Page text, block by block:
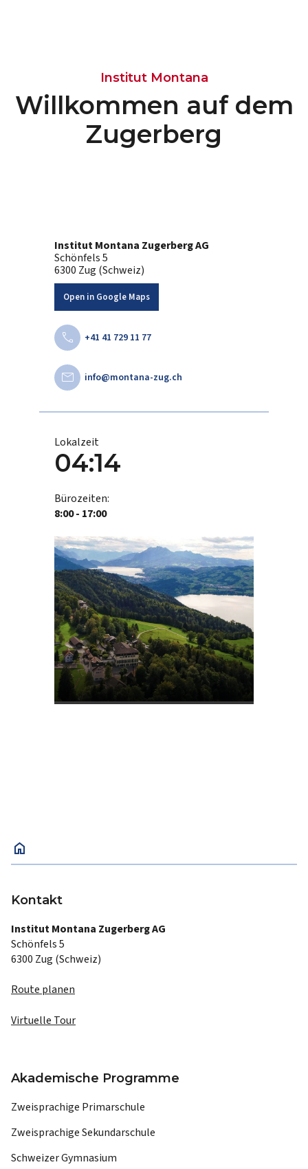
Institut Montana
Willkommen auf dem
Zugerberg
Institut Montana Zugerberg AG
Schönfels 5
6300 Zug (Schweiz)
Open in Google Maps
call +41 41 729 11 77
mail info@montana-zug.ch
Lokalzeit
04:14
Bürozeiten:
8:00 - 17:00
home
Kontakt
Institut Montana Zugerberg AG
Schönfels 5
6300 Zug (Schweiz)
Route planen
Virtuelle Tour
Akademische Programme
Zweisprachige Primarschule
Zweisprachige Sekundarschule
Schweizer Gymnasium